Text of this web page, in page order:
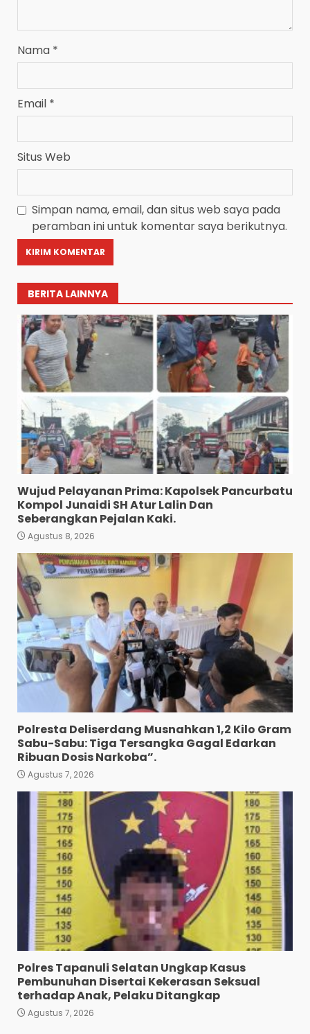
Nama *
Email *
Situs Web
Simpan nama, email, dan situs web saya pada
peramban ini untuk komentar saya berikutnya.
BERITA LAINNYA
Wujud Pelayanan Prima: Kapolsek Pancurbatu
Kompol Junaidi SH Atur Lalin Dan
Seberangkan Pejalan Kaki.
Agustus 8, 2026
Polresta Deliserdang Musnahkan 1,2 Kilo Gram
Sabu-Sabu: Tiga Tersangka Gagal Edarkan
Ribuan Dosis Narkoba”.
Agustus 7, 2026
Polres Tapanuli Selatan Ungkap Kasus
Pembunuhan Disertai Kekerasan Seksual
terhadap Anak, Pelaku Ditangkap
Agustus 7, 2026
3
Polres Tapanuli Selatan
Ungkap Kasus Pembunuhan
Disertai Kekerasan Seksual
terhadap Anak, Pelaku
Ditangkap
Agustus 7, 2026
Pewarta Polrestabes Medan
Gelar Jumat Barokah,
Pererat Silaturahmi,
Kokohkan Sinergi Media dan
Kepolisian
5
Bhabinkamtibmas Bersama
Babinsa Ringkus Bandar
Bawa 10 Butir Pil Ekstasi:
Mahasiswa Terpaksa
Nginap Dibalik Jeruji Besi
Polres Pematang Siantar.
Agustus 5, 2026
7
Pengedar 18 Butir Pil Ekstasi
Meringkuk Dibalik Jeruji Besi
Polres Pematang Siantar
Wujud Pelayanan Prima:
Kapolsek Pancurbatu